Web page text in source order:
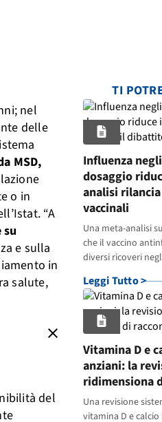
nel
delle
MSD,
o in
“A
e sulla
in
salute,
close
del
TI
Influenza
dosaggio
analisi
vaccinali
Una meta-analisi
che il vaccino
diversi ricoveri
Leggi Tutto >
Vitamina D e
anziani: la
ridimensiona
Una revisione
vitamina D e